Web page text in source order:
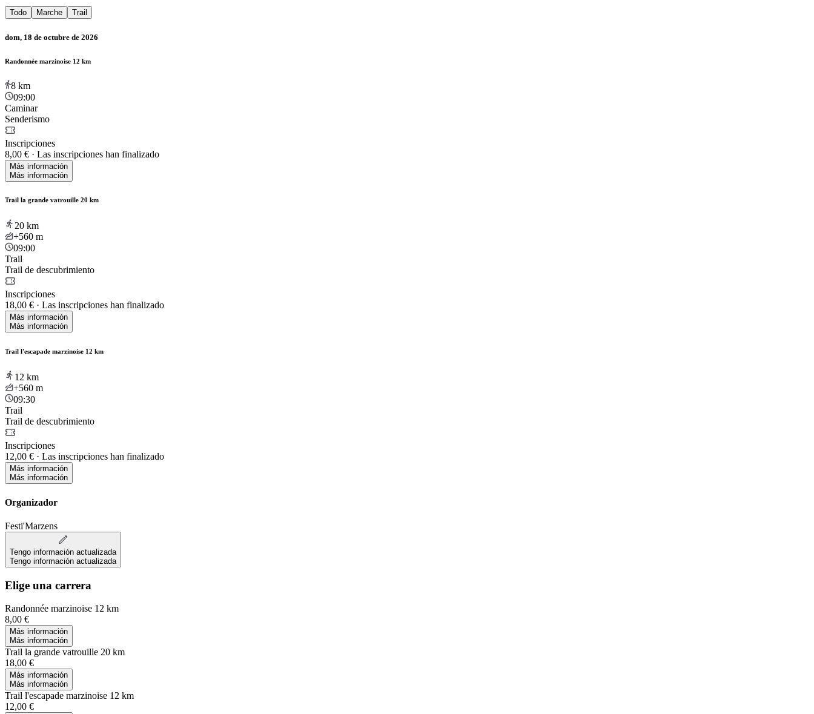
Todo Marche Trail
dom, 18 de octubre de 2026
Randonnée marzinoise 12 km
8 km
09:00
Caminar
Senderismo
Inscripciones
8,00 € · Las inscripciones han finalizado
Más información
Más información
Trail la grande vatrouille 20 km
20 km
+560 m
09:00
Trail
Trail de descubrimiento
Inscripciones
18,00 € · Las inscripciones han finalizado
Más información
Más información
Trail l'escapade marzinoise 12 km
12 km
+560 m
09:30
Trail
Trail de descubrimiento
Inscripciones
12,00 € · Las inscripciones han finalizado
Más información
Más información
Organizador
Festi'Marzens
Tengo información actualizada
Tengo información actualizada
Elige una carrera
Randonnée marzinoise 12 km
8,00 €
Más información
Más información
Trail la grande vatrouille 20 km
18,00 €
Más información
Más información
Trail l'escapade marzinoise 12 km
12,00 €